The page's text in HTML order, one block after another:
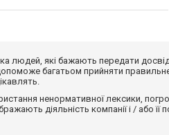
людей, які бажають передати
багатьом прийняти
ненормативної лексики,
діяльність компанії і / або